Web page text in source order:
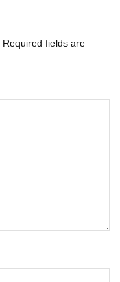
Required fields are